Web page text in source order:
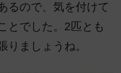
るので、気を付けて
とでした。2匹とも
りましょうね。